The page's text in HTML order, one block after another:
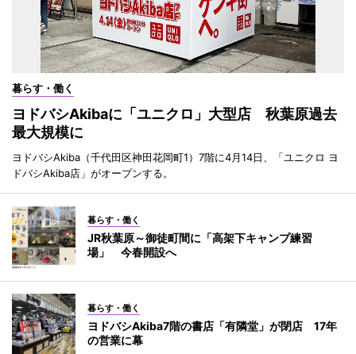
暮らす・働く
ヨドバシAkibaに「ユニクロ」大型店 秋葉原過去
最大規模に
ヨドバシAkiba（千代田区神田花岡町1）7階に4月14日、「ユニクロ ヨ
ドバシAkiba店」がオープンする。
暮らす・働く
JR秋葉原～御徒町間に「高架下キャンプ練習
場」 今春開設へ
暮らす・働く
ヨドバシAkiba7階の書店「有隣堂」が閉店 17年
の営業に幕